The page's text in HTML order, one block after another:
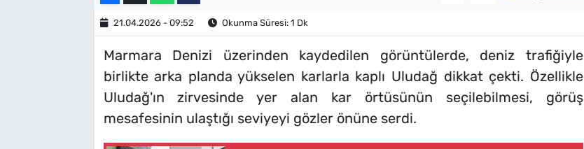
21.04.2026 - 09:52 Okunma Süresi: 1 Dk
Marmara Denizi üzerinden kaydedilen görüntülerde, deniz trafiğiyle
birlikte arka planda yükselen karlarla kaplı Uludağ dikkat çekti. Özellikle
Uludağ'ın zirvesinde yer alan kar örtüsünün seçilebilmesi, görüş
mesafesinin ulaştığı seviyeyi gözler önüne serdi.